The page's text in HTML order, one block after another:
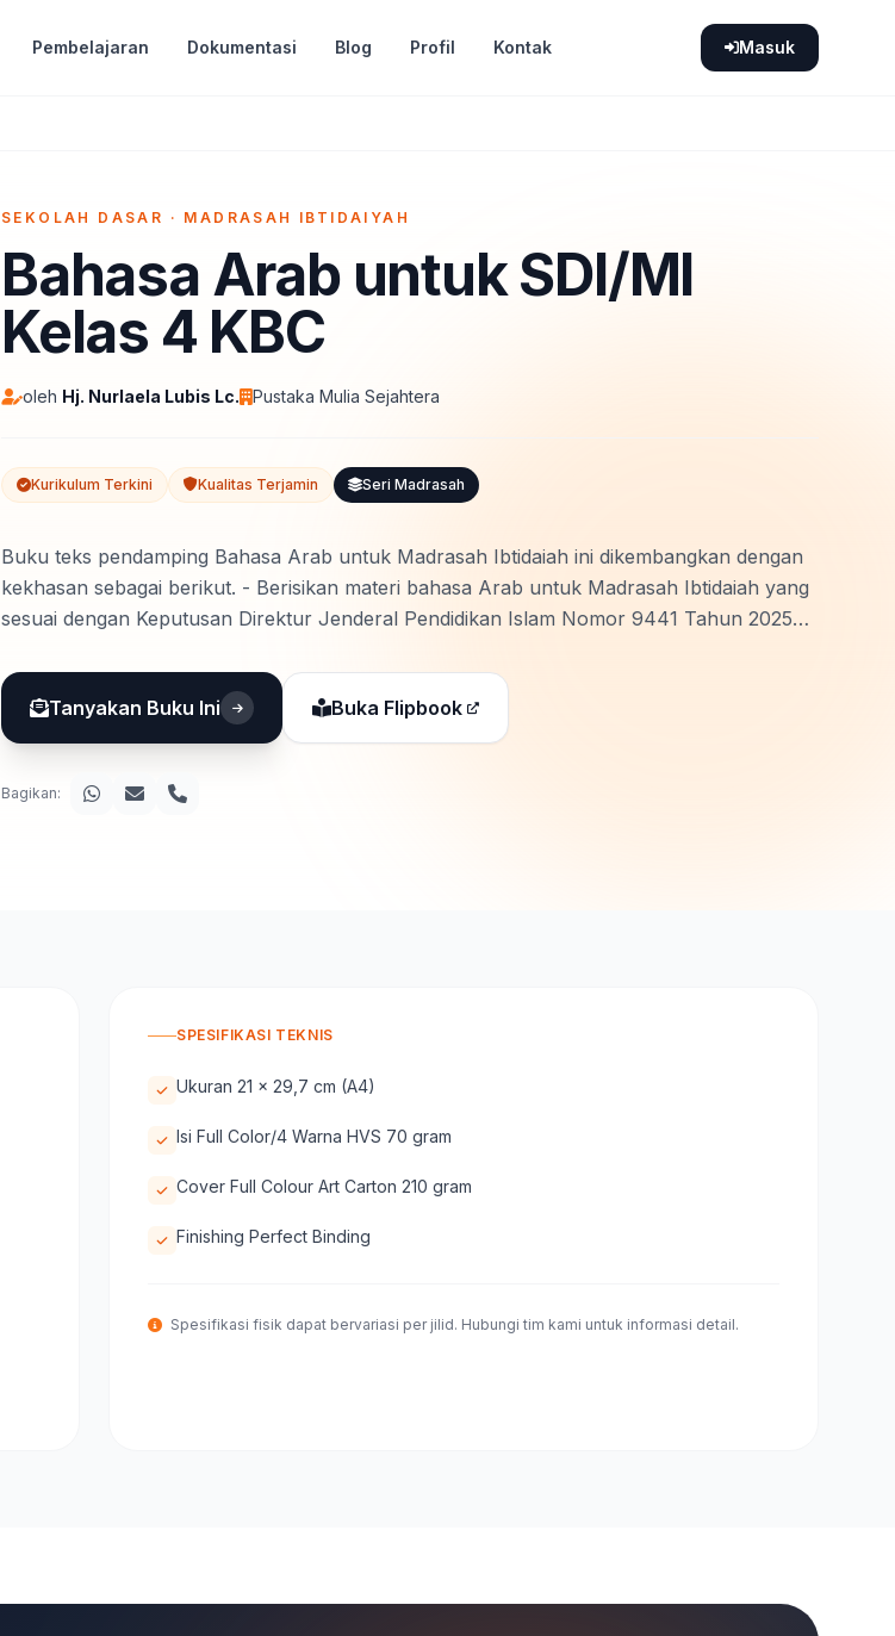
Pembelajaran Dokumentasi Blog Profil Kontak Masuk
SEKOLAH DASAR · MADRASAH IBTIDAIYAH
Bahasa Arab untuk SDI/MI
Kelas 4 KBC
oleh Hj. Nurlaela Lubis Lc. Pustaka Mulia Sejahtera
Kurikulum Terkini Kualitas Terjamin Seri Madrasah
Buku teks pendamping Bahasa Arab untuk Madrasah Ibtidaiah ini dikembangkan dengan
kekhasan sebagai berikut. - Berisikan materi bahasa Arab untuk Madrasah Ibtidaiah yang
sesuai dengan Keputusan Direktur Jenderal Pendidikan Islam Nomor 9441 Tahun 2025
Tanyakan Buku Ini Buka Flipbook
Bagikan:
SPESIFIKASI TEKNIS
Ukuran 21 x 29,7 cm (A4)
Isi Full Color/4 Warna HVS 70 gram
Cover Full Colour Art Carton 210 gram
Finishing Perfect Binding
Spesifikasi fisik dapat bervariasi per jilid. Hubungi tim kami untuk informasi detail.